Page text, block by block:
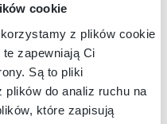
cookie
z plików cookie:
zapewniają Ci
Są to pliki
do analiz ruchu na
które zapisują